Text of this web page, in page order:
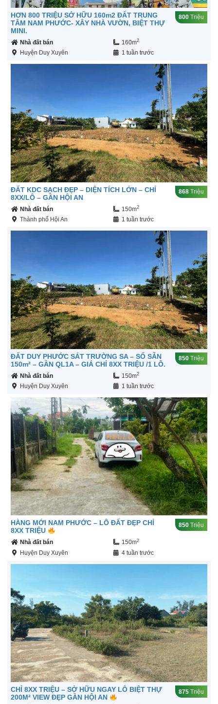
HƠN 800 TRIỆU SỞ HỮU 160m2 ĐẤT TRUNG
TÂM NAM PHƯỚC- XÂY NHÀ VƯỜN, BIỆT THỰ
MINI.
800 Triệu
Nhà đất bán 160m2
Huyện Duy Xuyên 1 tuần trước
ĐẤT KDC SẠCH ĐẸP – DIỆN TÍCH LỚN – CHỈ
8XX/LÔ – GẦN HỘI AN
868 Triệu
Nhà đất bán 150m2
Thành phố Hội An 1 tuần trước
ĐẤT DUY PHƯỚC SÁT TRƯỜNG SA – SỔ SẴN
150m² – GẦN QL1A – GIÁ CHỈ 8XX TRIỆU /1 LÔ.
850 Triệu
Nhà đất bán 150m2
Huyện Duy Xuyên 1 tuần trước
HÀNG MỚI NAM PHƯỚC – LÔ ĐẤT ĐẸP CHỈ
8XX TRIỆU
850 Triệu
Nhà đất bán 150m2
Huyện Duy Xuyên 4 tuần trước
CHỈ 8XX TRIỆU – SỞ HỮU NGAY LÔ BIỆT THỰ
200M² VIEW ĐẸP GẦN HỘI AN
875 Triệu